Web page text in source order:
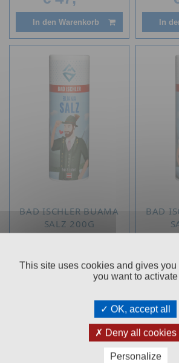
In den Warenkorb In
BAD ISCHLER BUAMA
SALZ 200G
In den Warenkorb
BAD
In
This site uses cookies and gives
you want to activate
OK, accept all
Deny all cookies
Personalize